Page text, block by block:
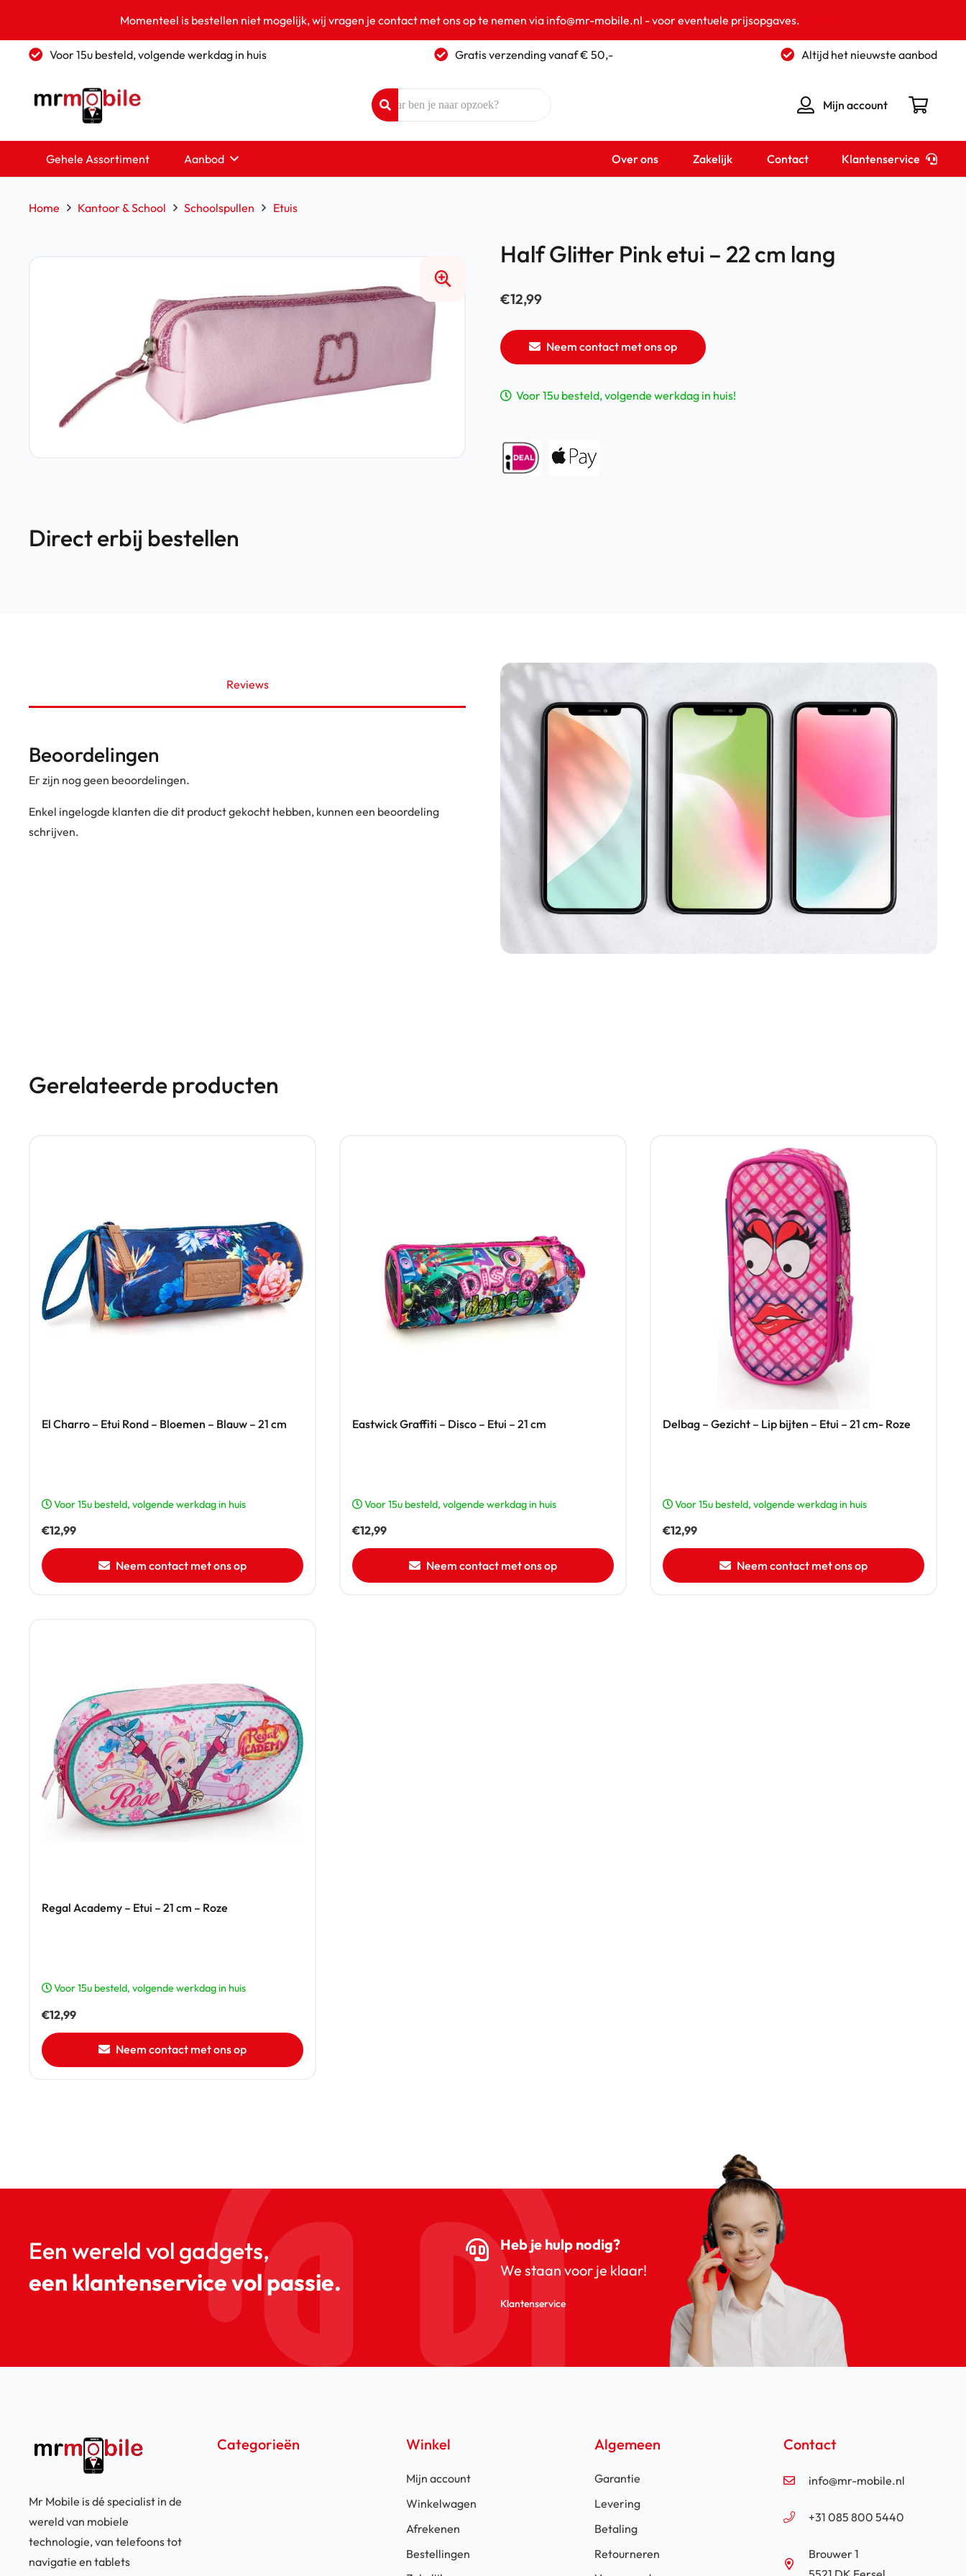
Momenteel is bestellen niet mogelijk, wij vragen je contact met ons op te nemen via info@mr-mobile.nl - voor eventuele prijsopgaves.
Voor 15u besteld, volgende werkdag in huis Gratis verzending vanaf € 50,- Altijd het nieuwste aanbod
Mijn account
Gehele Assortiment Aanbod Over ons Zakelijk Contact Klantenservice
Home Kantoor & School Schoolspullen Etuis
Half Glitter Pink etui – 22 cm lang
€12,99
Neem contact met ons op
Voor 15u besteld, volgende werkdag in huis!
Direct erbij bestellen
Reviews
Beoordelingen
Er zijn nog geen beoordelingen.
Enkel ingelogde klanten die dit product gekocht hebben, kunnen een beoordeling
schrijven.
Gerelateerde producten
El Charro – Etui Rond – Bloemen – Blauw – 21 cm
Voor 15u besteld, volgende werkdag in huis
€12,99
Neem contact met ons op
Eastwick Graffiti – Disco – Etui – 21 cm
Voor 15u besteld, volgende werkdag in huis
€12,99
Neem contact met ons op
Delbag – Gezicht – Lip bijten – Etui – 21 cm- Roze
Voor 15u besteld, volgende werkdag in huis
€12,99
Neem contact met ons op
Regal Academy – Etui – 21 cm – Roze
Voor 15u besteld, volgende werkdag in huis
€12,99
Neem contact met ons op
Een wereld vol gadgets,
een klantenservice vol passie.
Heb je hulp nodig?
We staan voor je klaar!
Klantenservice
Mr Mobile is dé specialist in de
wereld van mobiele
technologie, van telefoons tot
navigatie en tablets
Categorieën Winkel
Mijn account
Winkelwagen
Afrekenen
Bestellingen
Algemeen
Garantie
Levering
Betaling
Retourneren
Contact
info@mr-mobile.nl
+31 085 800 5440
Brouwer 1